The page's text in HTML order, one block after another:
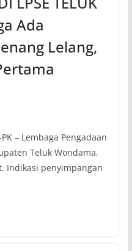
Ada
Lelang,
– Lembaga Pengadaan
Teluk Wondama,
Indikasi penyimpangan